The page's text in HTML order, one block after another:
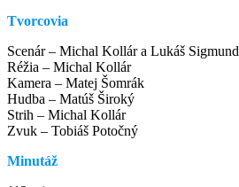
Tvorcovia
Scenár – Michal Kollár a Lukáš Sigmund
Réžia – Michal Kollár
Kamera – Matej Šomrák
Hudba – Matúš Široký
Strih – Michal Kollár
Zvuk – Tobiáš Potočný
Minutáž